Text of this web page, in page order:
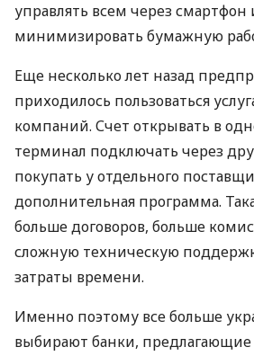
управлять всем через смартфон
минимизировать бумажную
Еще несколько лет назад
приходилось пользоваться
компаний. Счет открывать в
терминал подключать через
покупать у отдельного
дополнительная программа.
больше договоров, больше
сложную техническую
затраты времени.
Именно поэтому все больше
выбирают банки,